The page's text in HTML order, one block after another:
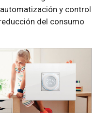
y control
del consumo